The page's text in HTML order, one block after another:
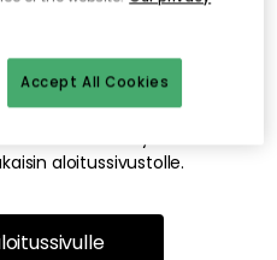
sivua
ei enää ole tai siitä, että se
tästä mahdollisesti
aloitussivustolle.
Accept All Cookies